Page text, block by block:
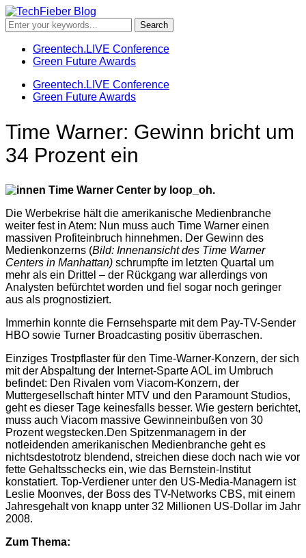
Greentech.LIVE Conference
Green Future Awards
Greentech.LIVE Conference
Green Future Awards
Time Warner: Gewinn bricht um
34 Prozent ein
Die Werbekrise hält die amerikanische Medienbranche
weiter fest in Atem: Nun muss auch Time Warner einen
massiven Profiteinbruch hinnehmen. Der Gewinn des
Medienkonzerns (Bild: Innenansicht des Time Warner
Centers in Manhattan) schrumpfte im letzten Quartal um
mehr als ein Drittel – der Rückgang war allerdings von
Analysten befürchtet worden und fiel sogar noch geringer
aus als prognostiziert.
Immerhin konnte die Fernsehsparte mit dem Pay-TV-Sender
HBO sowie Turner Broadcasting positiv überraschen.
Einziges Trostpflaster für den Time-Warner-Konzern, der sich
mit der Abspaltung der Internet-Sparte AOL im Umbruch
befindet: Den Rivalen vom Viacom-Konzern, der
Muttergesellschaft hinter MTV und den Paramount Studios,
geht es dieser Tage keinesfalls besser. Wie gestern berichtet,
muss auch Viacom massive Gewinneinbußen von 30
Prozent wegstecken.Den Spitzenmanagern in der
notleidenden amerikanischen Medienbranche geht es
nichtsdestotrotz blendend, streichen diese doch nach wie vor
fette Gehaltsschecks ein, wie das Bernstein-Institut
konstatiert. Top-Verdiener unter den US-Media-Managern ist
Leslie Moonves, der Boss des TV-Networks CBS, mit einem
Jahresgehalt von knapp unter 32 Millionen US-Dollar im Jahr
2008.
Zum Thema: